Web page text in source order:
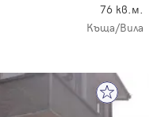
76 кв.м.
Къща/Вила